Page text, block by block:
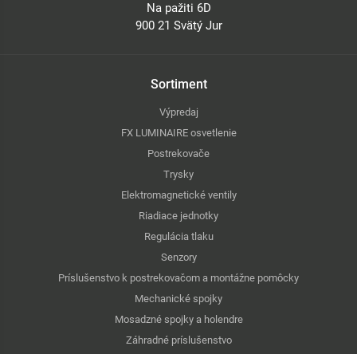
Na pažiti 6D
900 21 Svätý Jur
Sortiment
Výpredaj
FX LUMINAIRE osvetlenie
Postrekovače
Trysky
Elektromagnetické ventily
Riadiace jednotky
Regulácia tlaku
Senzory
Príslušenstvo k postrekovačom a montážne pomôcky
Mechanické spojky
Mosadzné spojky a holendre
Záhradné príslušenstvo